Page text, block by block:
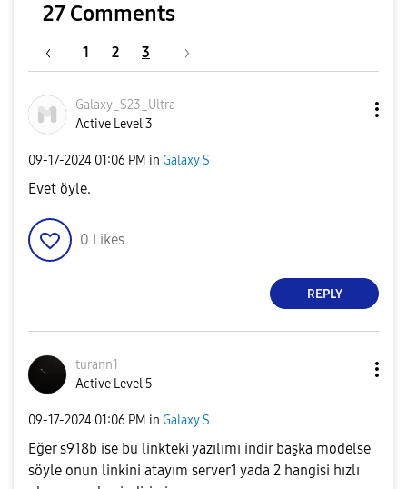
27 Comments
1 2 3
Galaxy_S23_Ultra
Active Level 3
‎09-17-2024 01:06 PM in Galaxy S
Evet öyle.
0 Likes
REPLY
turann1
Active Level 5
‎09-17-2024 01:06 PM in Galaxy S
Eğer s918b ise bu linkteki yazılımı indir başka modelse
söyle onun linkini atayım server1 yada 2 hangisi hızlı